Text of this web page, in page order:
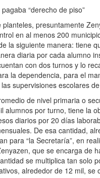
pagaba “derecho de piso”
planteles, presuntamente
en al menos 200
la siguiente manera: tiene
diaria por cada alumno
con dos turnos y lo
la dependencia, para el
supervisiones escolares
de nivel primaria o
alumnos por turno, tiene la
diarios por 20 días
De esa cantidad,
para “la Secretaría”, en
que se encarga de
se multiplica tan solo
alrededor de 12 mil, se